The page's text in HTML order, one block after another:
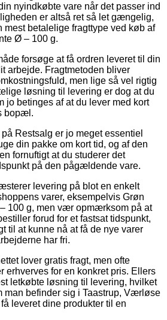
nyindkøbte vare når det passer ind
er altså ret så let gængelig,
mest betalelige fragttype ved køb af
Ø – 100 g.
forsøge at få ordren leveret til din
arbejde. Fragtmetoden bliver
men lige så vel rigtig
løsning til levering er dog at du
jo betinges af at du lever med kort
bopæl.
Restsalg er jo meget essentiel
din pakke om kort tid, og af den
fornuftigt at du studerer det
på den pågældende vare.
levering på blot en enkelt
varer, eksempelvis Grøn
100 g, men vær opmærksom på at
forud for et fastsat tidspunkt,
til at kunne nå at få de nye varer
har fri.
lover gratis fragt, men ofte
erhverves for en konkret pris. Ellers
letkøbte løsning til levering, hvilket
man befinder sig i Taastrup, Værløse
leveret dine produkter til en